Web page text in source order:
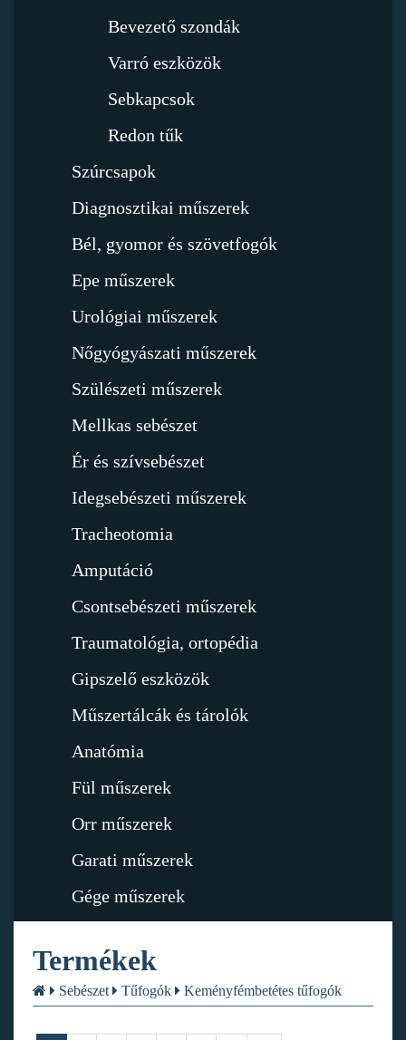
Bevezető szondák
Varró eszközök
Sebkapcsok
Redon tűk
Szúrcsapok
Diagnosztikai műszerek
Bél, gyomor és szövetfogók
Epe műszerek
Urológiai műszerek
Nőgyógyászati műszerek
Szülészeti műszerek
Mellkas sebészet
Ér és szívsebészet
Idegsebészeti műszerek
Tracheotomia
Amputáció
Csontsebészeti műszerek
Traumatológia, ortopédia
Gipszelő eszközök
Műszertálcák és tárolók
Anatómia
Fül műszerek
Orr műszerek
Garati műszerek
Gége műszerek
Termékek
Sebészet Tűfogók Keményfémbetétes tűfogók